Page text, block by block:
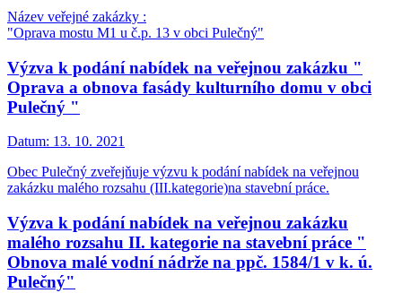
Název veřejné zakázky :
"Oprava mostu M1 u č.p. 13 v obci Pulečný"
Výzva k podání nabídek na veřejnou zakázku "
Oprava a obnova fasády kulturního domu v obci
Pulečný "
Datum: 13. 10. 2021
Obec Pulečný zveřejňuje výzvu k podání nabídek na veřejnou
zakázku malého rozsahu (III.kategorie)na stavební práce.
Výzva k podání nabídek na veřejnou zakázku
malého rozsahu II. kategorie na stavební práce "
Obnova malé vodní nádrže na ppč. 1584/1 v k. ú.
Pulečný"